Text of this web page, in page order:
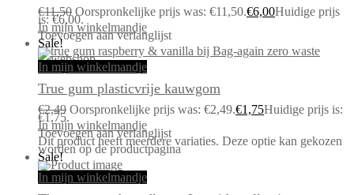
€11,50 Oorspronkelijke prijs was: €11,50.€6,00Huidige prijs
is: €6,00.
In mijn winkelmandje
Toevoegen aan verlanglijst
Sale!
In mijn winkelmandje
True gum plasticvrije kauwgom
€2,49 Oorspronkelijke prijs was: €2,49.€1,75Huidige prijs is:
€1,75.
In mijn winkelmandje
Toevoegen aan verlanglijst
Dit product heeft meerdere variaties. Deze optie kan gekozen
worden op de productpagina
Sale!
In mijn winkelmandje